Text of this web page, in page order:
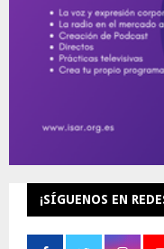
¡SÍGUENOS EN